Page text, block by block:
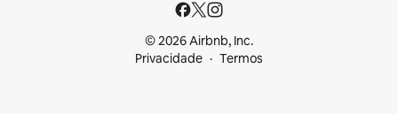
© 2026 Airbnb, Inc.
Privacidade
Termos